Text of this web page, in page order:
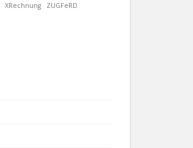
XRechnung ZUGFeRD